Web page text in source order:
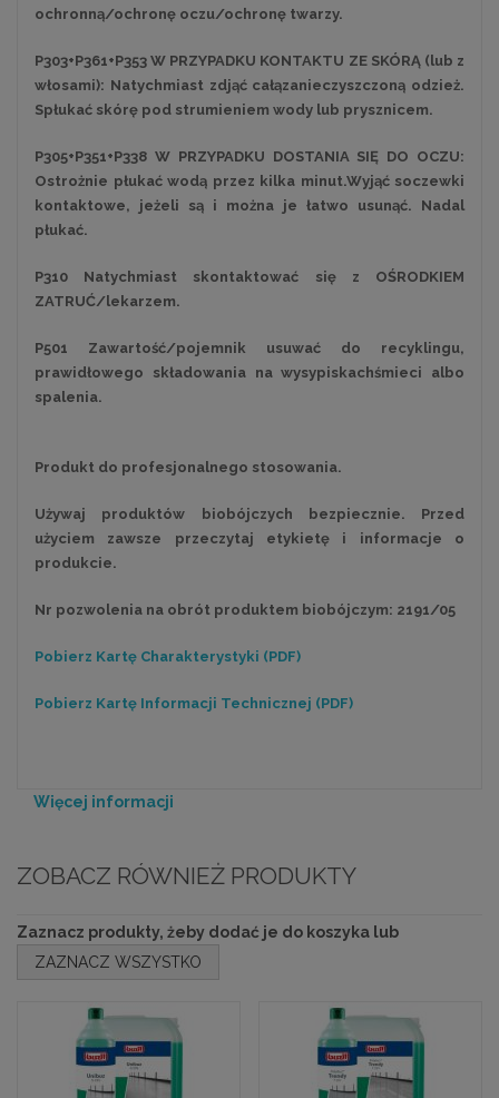
ochronną/ochronę oczu/ochronę twarzy.
P303+P361+P353 W PRZYPADKU KONTAKTU ZE SKÓRĄ (lub z
włosami): Natychmiast zdjąć całązanieczyszczoną odzież.
Spłukać skórę pod strumieniem wody lub prysznicem.
P305+P351+P338 W PRZYPADKU DOSTANIA SIĘ DO OCZU:
Ostrożnie płukać wodą przez kilka minut.Wyjąć soczewki
kontaktowe, jeżeli są i można je łatwo usunąć. Nadal
płukać.
P310 Natychmiast skontaktować się z OŚRODKIEM
ZATRUĆ/lekarzem.
P501 Zawartość/pojemnik usuwać do recyklingu,
prawidłowego składowania na wysypiskachśmieci albo
spalenia.
Produkt do profesjonalnego stosowania.
Używaj produktów biobójczych bezpiecznie. Przed
użyciem zawsze przeczytaj etykietę i informacje o
produkcie.
Nr pozwolenia na obrót produktem biobójczym: 2191/05
Pobierz Kartę Charakterystyki (PDF)
Pobierz Kartę Informacji Technicznej (PDF)
Więcej informacji
ZOBACZ RÓWNIEŻ PRODUKTY
Zaznacz produkty, żeby dodać je do koszyka lub
ZAZNACZ WSZYSTKO